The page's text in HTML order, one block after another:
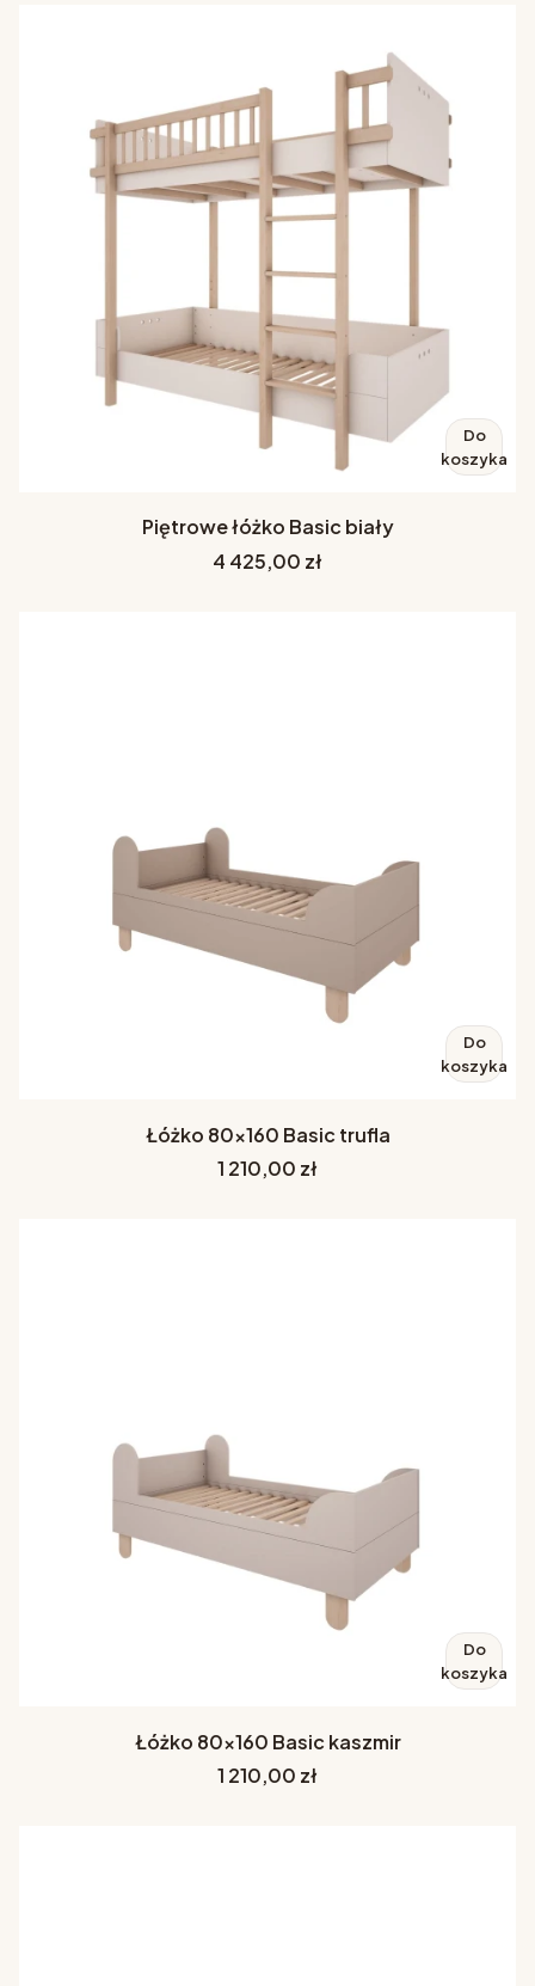
Do
koszyka
Piętrowe łóżko Basic biały
Cena
4 425,00 zł
Do
koszyka
Łóżko 80x160 Basic trufla
Cena
1 210,00 zł
Do
koszyka
Łóżko 80x160 Basic kaszmir
Cena
1 210,00 zł